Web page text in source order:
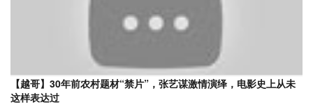
【越哥】30年前农村题材“禁片”，张艺谋激情演绎，电影史上从未
这样表达过